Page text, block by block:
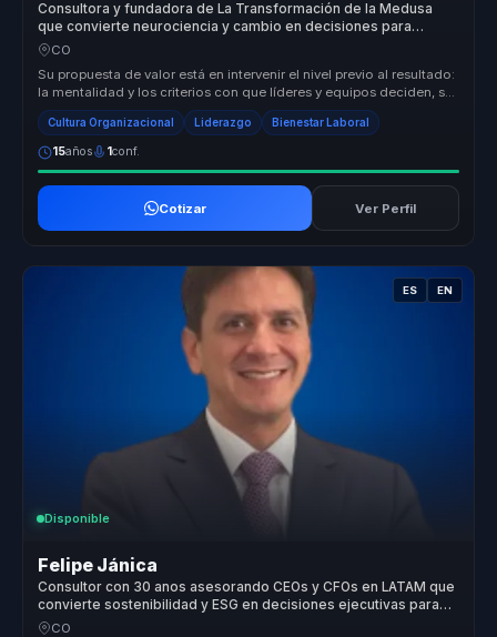
Consultora y fundadora de La Transformación de la Medusa
que convierte neurociencia y cambio en decisiones para
empresas.
CO
Su propuesta de valor está en intervenir el nivel previo al resultado:
la mentalidad y los criterios con que líderes y equipos deciden, s...
Cultura Organizacional Liderazgo Bienestar Laboral
15años 1conf.
Cotizar Ver Perfil
ES EN
Disponible
Felipe Jánica
Consultor con 30 anos asesorando CEOs y CFOs en LATAM que
convierte sostenibilidad y ESG en decisiones ejecutivas para
lideres.
CO